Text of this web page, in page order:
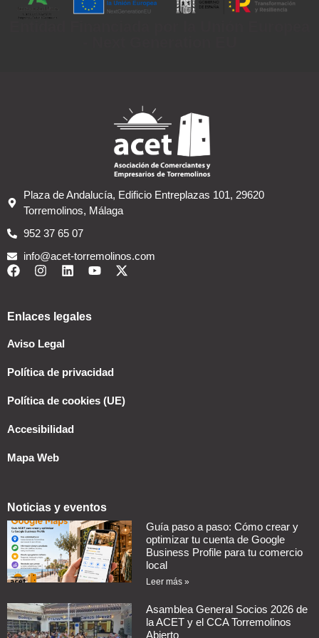
Plaza de Andalucía, Edificio Entreplazas 101, 29620
Torremolinos, Málaga
952 37 65 07
info@acet-torremolinos.com
Enlaces legales
Aviso Legal
Política de privacidad
Política de cookies (UE)
Accesibilidad
Mapa Web
Noticias y eventos
Guía paso a paso: Cómo crear y
optimizar tu cuenta de Google
Business Profile para tu comercio
local
Leer más »
Asamblea General Socios 2026 de
la ACET y el CCA Torremolinos
Abierto